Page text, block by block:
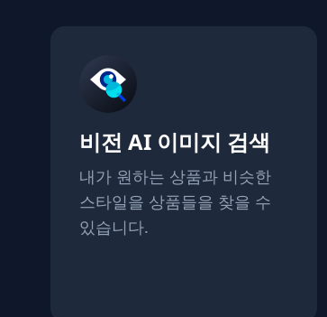
비전 AI 이미지 검색
내가 원하는 상품과 비슷한
스타일을 상품들을 찾을 수
있습니다.